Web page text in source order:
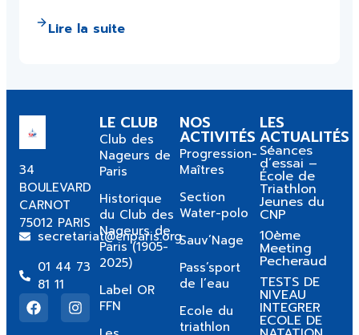
Lire la suite
34
BOULEVARD
CARNOT
75012 PARIS
secretariat@cnparis.org
01 44 73
81 11
LE CLUB
Club des
Nageurs de
Paris
Historique
du Club des
Nageurs de
Paris (1905-
2025)
Label OR
FFN
NOS
ACTIVITÉS
Progression-
Maîtres
Section
Water-polo
Sauv’Nage
Pass’sport
de l’eau
Ecole du
triathlon
LES
ACTUALITÉS
Séances
d’essai –
École de
Triathlon
Jeunes du
CNP
10ème
Meeting
Pecheraud
TESTS DE
NIVEAU
INTEGRER
ECOLE DE